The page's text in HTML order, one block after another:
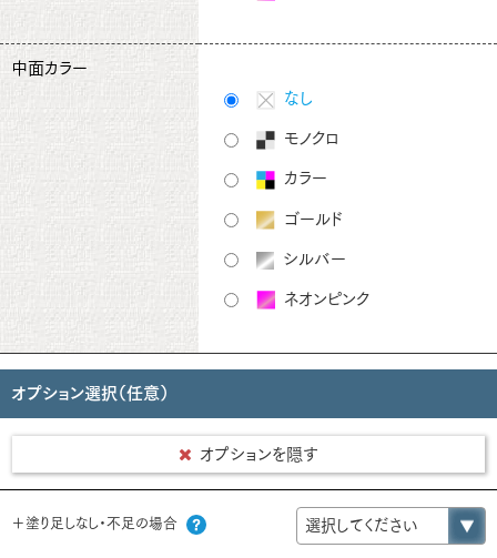
中面カラー
なし
モノクロ
カラー
ゴールド
シルバー
ネオンピンク
オプション選択（任意）
オプションを隠す
＋塗り足しなし・不足の場合